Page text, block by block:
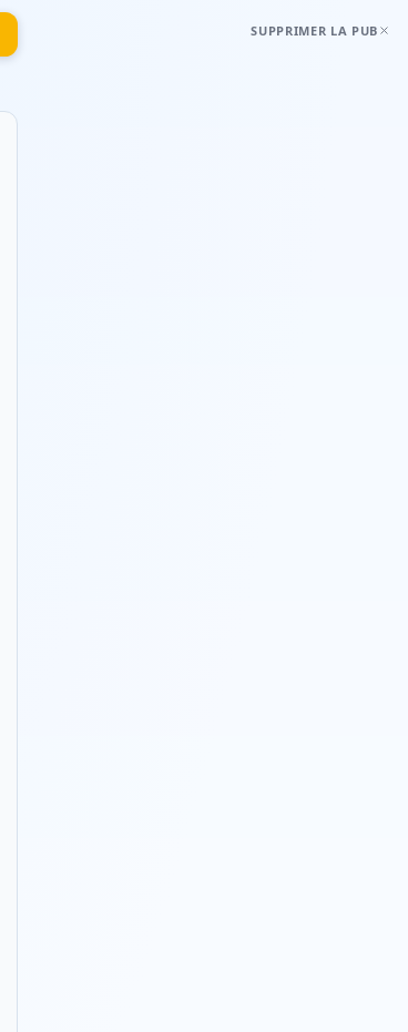
SUPPRIMER LA PUB